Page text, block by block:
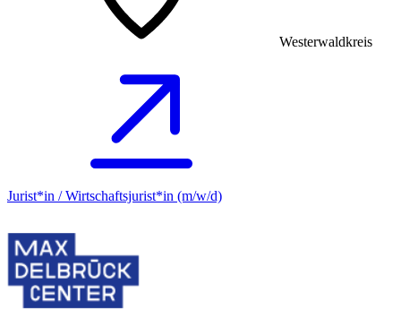
Westerwaldkreis
Jurist*in / Wirtschafts­jurist*in (m/w/d)